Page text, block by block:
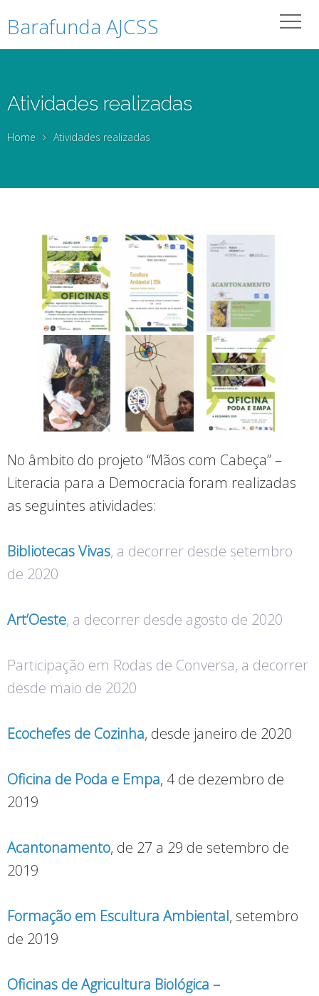
Barafunda AJCSS
Atividades realizadas
Home Atividades realizadas
No âmbito do projeto “Mãos com Cabeça” –
Literacia para a Democracia foram realizadas
as seguintes atividades:
Bibliotecas Vivas, a decorrer desde setembro
de 2020
Art’Oeste, a decorrer desde agosto de 2020
Participação em Rodas de Conversa, a decorrer
desde maio de 2020
Ecochefes de Cozinha, desde janeiro de 2020
Oficina de Poda e Empa, 4 de dezembro de
2019
Acantonamento, de 27 a 29 de setembro de
2019
Formação em Escultura Ambiental, setembro
de 2019
Oficinas de Agricultura Biológica –